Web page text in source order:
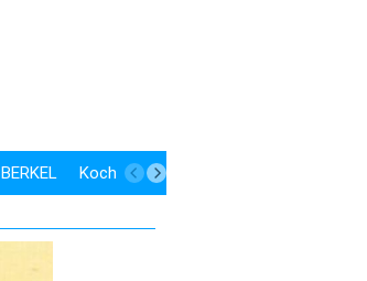
BERKEL Kochen Kühlen